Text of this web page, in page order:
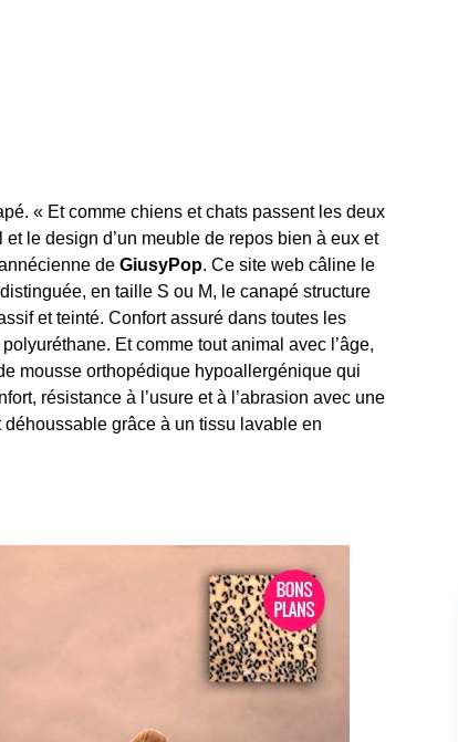
« Et comme chiens et chats passent les deux
le design d’un meuble de repos bien à eux et
de GiusyPop. Ce site web câline le
en taille S ou M, le canapé structure
et teinté. Confort assuré dans toutes les
Et comme tout animal avec l’âge,
mousse orthopédique hypoallergénique qui
résistance à l’usure et à l’abrasion avec une
grâce à un tissu lavable en